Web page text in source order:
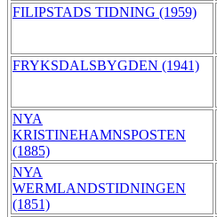
FILIPSTADS TIDNING (1959)
FRYKSDALSBYGDEN (1941)
NYA
KRISTINEHAMNSPOSTEN
(1885)
NYA
WERMLANDSTIDNINGEN
(1851)